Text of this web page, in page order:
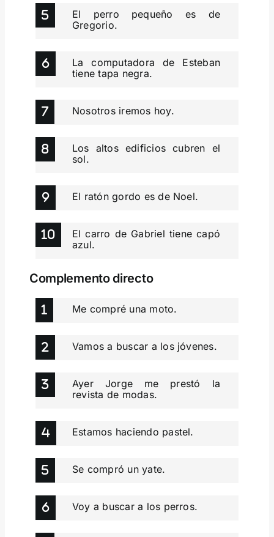
El perro pequeño es de
Gregorio.
La computadora de Esteban
tiene tapa negra.
Nosotros iremos hoy.
Los altos edificios cubren el
sol.
El ratón gordo es de Noel.
El carro de Gabriel tiene capó
azul.
Complemento directo
Me compré una moto.
Vamos a buscar a los jóvenes.
Ayer Jorge me prestó la
revista de modas.
Estamos haciendo pastel.
Se compró un yate.
Voy a buscar a los perros.